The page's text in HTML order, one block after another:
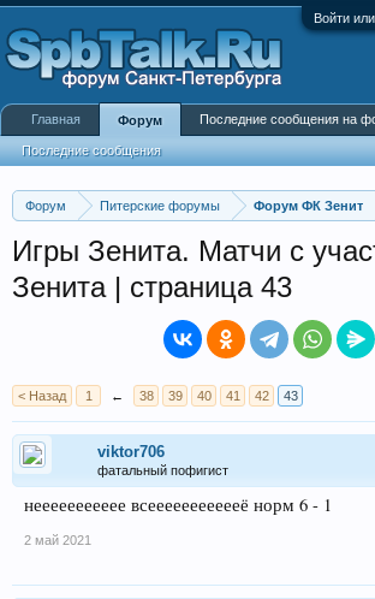
Войти
Форум Питерские форумы Форум ФК Зенит
Игры Зенита. Матчи с
Зенита | страница 43
< Назад 1 ← 38 39 40 41 42 43
viktor706
фатальный пофигист
неееееееееее всеееееееееееё норм 6 - 1
2 май 2021
Главная Форум
Последние сообщения
Последние сообщения на